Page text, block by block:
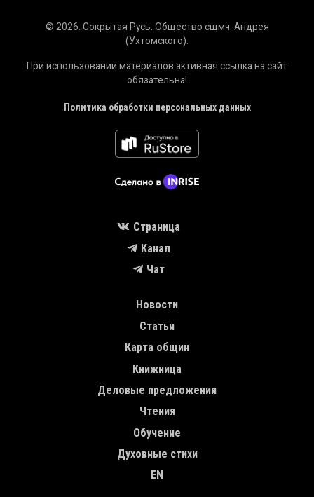
© 2026. Сокрытая Русь. Общество сщмч. Андрея
(Ухтомского).
При использовании материалов активная ссылка на сайт
обязательна!
Политика обработки персональных данных
Страница
Канал
Чат
Новости
Статьи
Карта общин
Книжница
Деловые предложения
Чтения
Обучение
Духовные стихи
EN